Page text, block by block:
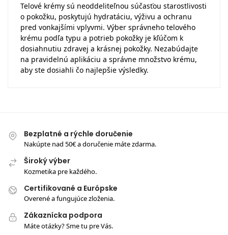
Telové krémy sú neoddeliteľnou súčasťou starostlivosti
o pokožku, poskytujú hydratáciu, výživu a ochranu
pred vonkajšími vplyvmi. Výber správneho telového
krému podľa typu a potrieb pokožky je kľúčom k
dosiahnutiu zdravej a krásnej pokožky. Nezabúdajte
na pravidelnú aplikáciu a správne množstvo krému,
aby ste dosiahli čo najlepšie výsledky.
Bezplatné a rýchle doručenie
Nakúpte nad 50€ a doručenie máte zdarma.
Široký výber
Kozmetika pre každého.
Certifikované a Európske
Overené a fungujúce zloženia.
Zákaznícka podpora
Máte otázky? Sme tu pre Vás.